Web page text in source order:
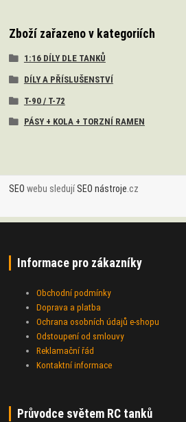
Zboží zařazeno v kategoriích
1:16 DÍLY DLE TANKŮ
DÍLY A PŘÍSLUŠENSTVÍ
T-90 / T-72
PÁSY + KOLA + TORZNÍ RAMEN
SEO webu sledujíSEO nástroje .cz
Informace pro zákazníky
Obchodní podmínky
Doprava a platba
Ochrana osobních údajů e-shopu
Odstoupení od smlouvy
Reklamační řád
Kontaktní informace
Průvodce světem RC tanků